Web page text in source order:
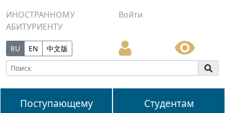
ИНОСТРАННОМУ
АБИТУРИЕНТУ
Войти
RU EN 中文版
Поступающему Студентам